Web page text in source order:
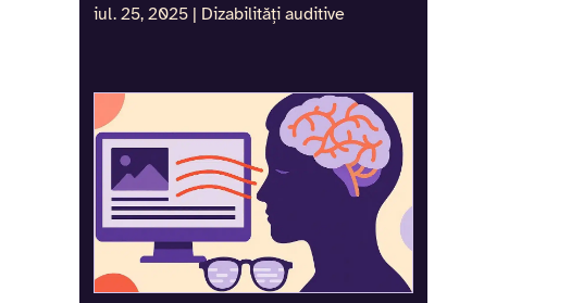
iul. 25, 2025 | Dizabilități auditive